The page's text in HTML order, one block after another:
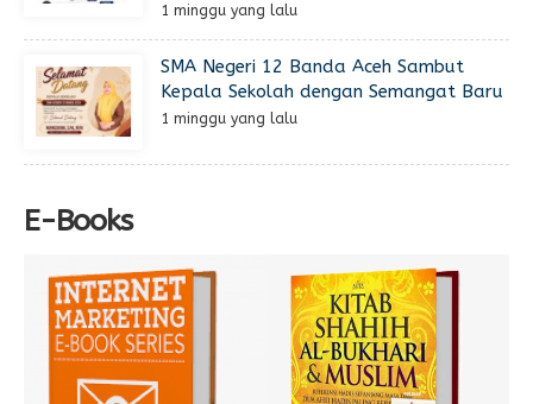
1 minggu yang lalu
SMA Negeri 12 Banda Aceh Sambut
Kepala Sekolah dengan Semangat Baru
1 minggu yang lalu
E-Books